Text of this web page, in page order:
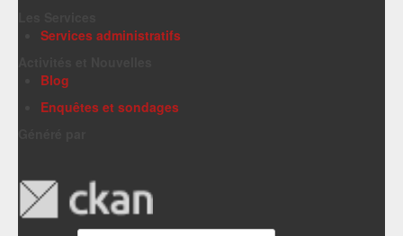
Services administratifs
Blog
Enquêtes et sondages